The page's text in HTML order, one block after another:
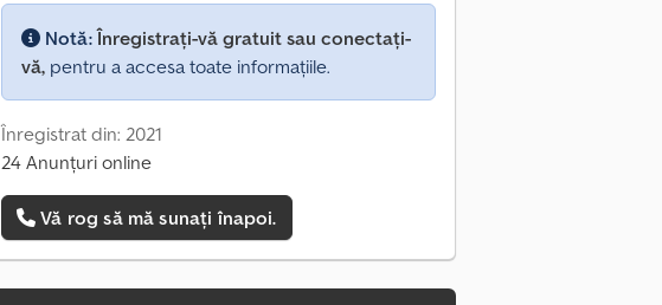
Notă:Înregistrați-vă gratuit sau conectați-
vă, pentru a accesa toate informațiile.
Înregistrat din: 2021
24 Anunțuri online
Vă rog să mă sunați înapoi.